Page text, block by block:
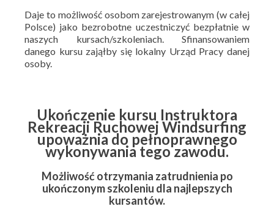
Daje to możliwość osobom zarejestrowanym (w całej
Polsce) jako bezrobotne uczestniczyć bezpłatnie w
naszych kursach/szkoleniach. Sfinansowaniem
danego kursu zająłby się lokalny Urząd Pracy danej
osoby.
Ukończenie kursu Instruktora
Rekreacji Ruchowej Windsurfing
upoważnia do pełnoprawnego
wykonywania tego zawodu.
Możliwość otrzymania zatrudnienia po
ukończonym szkoleniu dla najlepszych
kursantów.